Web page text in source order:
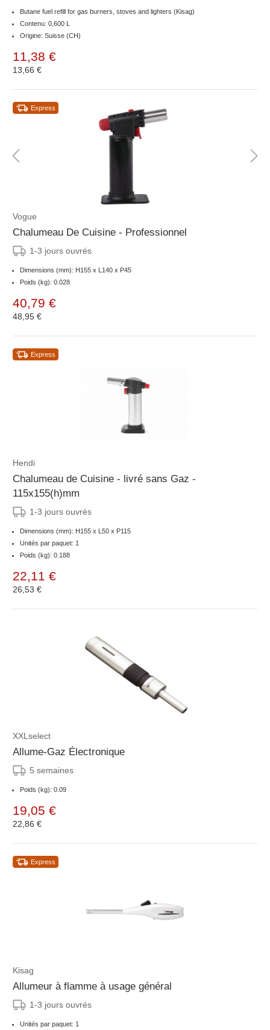
Butane fuel refill for gas burners, stoves and lighters (Kisag)
Contenu: 0,600 L
Origine: Suisse (CH)
11,38 €
13,66 €
Express
Vogue
Chalumeau De Cuisine - Professionnel
1-3 jours ouvrés
Dimensions (mm): H155 x L140 x P45
Poids (kg): 0.028
40,79 €
48,95 €
Express
Hendi
Chalumeau de Cuisine - livré sans Gaz -
115x155(h)mm
1-3 jours ouvrés
Dimensions (mm): H155 x L50 x P115
Unités par paquet: 1
Poids (kg): 0.188
22,11 €
26,53 €
XXLselect
Allume-Gaz Électronique
5 semaines
Poids (kg): 0.09
19,05 €
22,86 €
Express
Kisag
Allumeur à flamme à usage général
1-3 jours ouvrés
Unités par paquet: 1